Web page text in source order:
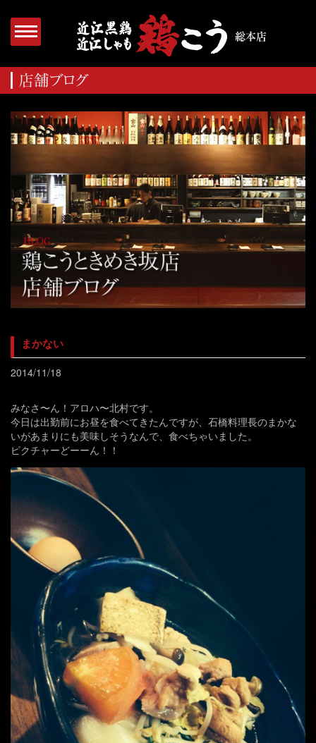
まかない
2014/11/18
みなさ〜ん！アロハ〜北村です。
今日は出勤前にお昼を食べてきたんですが、石橋料理長のまかな
いがあまりにも美味しそうなんで、食べちゃいました。
ピクチャーどーーん！！